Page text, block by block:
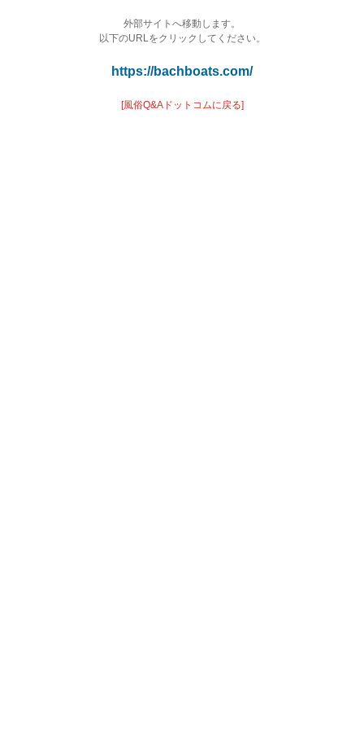
外部サイトへ移動します。
以下のURLをクリックしてください。
https://bachboats.com/
[風俗Q&Aドットコムに戻る]